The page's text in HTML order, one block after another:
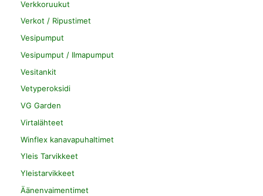
Verkkoruukut
Verkot / Ripustimet
Vesipumput
Vesipumput / Ilmapumput
Vesitankit
Vetyperoksidi
VG Garden
Virtalähteet
Winflex kanavapuhaltimet
Yleis Tarvikkeet
Yleistarvikkeet
Äänenvaimentimet